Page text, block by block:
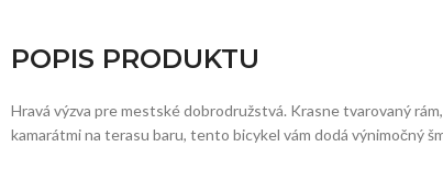
POPIS PRODUKTU
Hravá výzva pre mestské dobrodružstvá. Krasne tvarovaný
kamarátmi na terasu baru, tento bicykel vám dodá výnimočný